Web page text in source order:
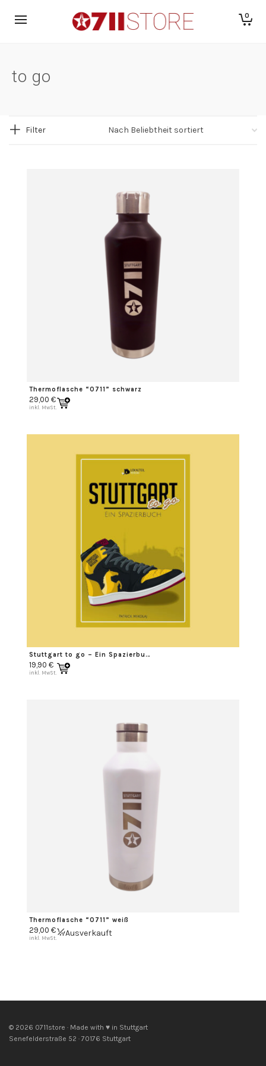
0
to go
Filter
Thermoflasche “0711” schwarz
29,00 €
inkl. MwSt.
Stuttgart to go – Ein Spazierbuch
19,90 €
inkl. MwSt.
Thermoflasche “0711” weiß
29,00 €
inkl. MwSt. Ausverkauft
© 2026 0711store · Made with ♥ in Stuttgart
Senefelderstraße 52 · 70176 Stuttgart